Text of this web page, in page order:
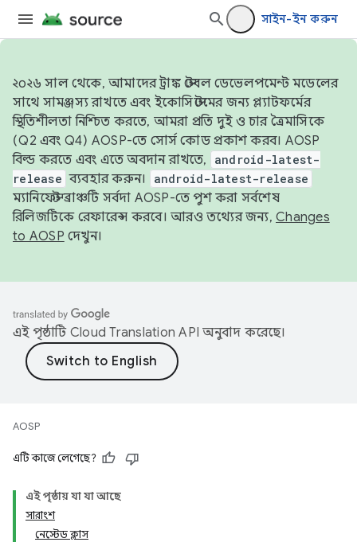
সাইন-ইন করুন
২০২৬ সাল থেকে, আমাদের ট্রাঙ্ক স্টেবল ডেভেলপমেন্ট মডেলের
সাথে সামঞ্জস্য রাখতে এবং ইকোসিস্টেমের জন্য প্ল্যাটফর্মের
স্থিতিশীলতা নিশ্চিত করতে, আমরা প্রতি দুই ও চার ত্রৈমাসিকে
(Q2 এবং Q4) AOSP-তে সোর্স কোড প্রকাশ করব। AOSP
বিল্ড করতে এবং এতে অবদান রাখতে,
android-latest-
release ব্যবহার করুন। android-latest-release
ম্যানিফেস্ট ব্রাঞ্চটি সর্বদা AOSP-তে পুশ করা সর্বশেষ
রিলিজটিকে রেফারেন্স করবে। আরও তথ্যের জন্য, Changes
to AOSP দেখুন।
এই পৃষ্ঠাটি Cloud Translation API অনুবাদ করেছে।
AOSP
এটি কাজে লেগেছে?
এই পৃষ্ঠায় যা যা আছে
সারাংশ
নেস্টেড ক্লাস